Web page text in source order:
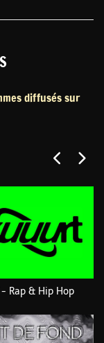
diffusés sur
- Rap & Hip Hop